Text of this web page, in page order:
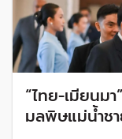
“ไทย-เมียนม
มลพิษแม่น้ำช